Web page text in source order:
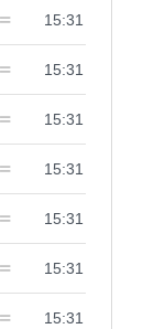
15:31
15:31
15:31
15:31
15:31
15:31
15:31